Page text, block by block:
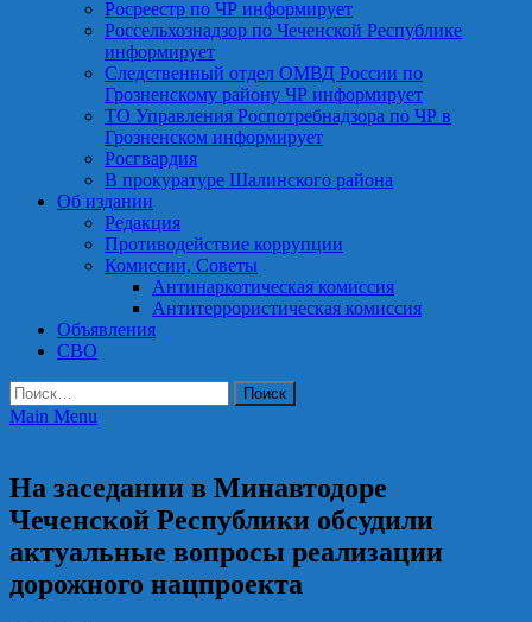
Росреестр по ЧР информирует
Россельхознадзор по Чеченской Республике
информирует
Следственный отдел ОМВД России по
Грозненскому району ЧР информирует
ТО Управления Роспотребнадзора по ЧР в
Грозненском информирует
Росгвардия
В прокуратуре Шалинского района
Об издании
Редакция
Противодействие коррупции
Комиссии, Советы
Антинаркотическая комиссия
Антитеррористическая комиссия
Объявления
СВО
Найти:
Main Menu
На заседании в Минавтодоре
Чеченской Республики обсудили
актуальные вопросы реализации
дорожного нацпроекта